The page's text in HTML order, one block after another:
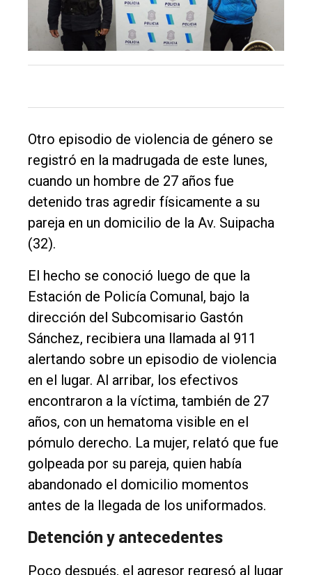
Tendencia
Cultura
Entrevistas
Rural
Deportes
Fúnebres
Edición
Nosotros
Contacto
Otro episodio de violencia de género se
registró en la madrugada de este lunes,
cuando un hombre de 27 años fue
detenido tras agredir físicamente a su
pareja en un domicilio de la Av. Suipacha
(32).
El hecho se conoció luego de que la
Estación de Policía Comunal, bajo la
dirección del Subcomisario Gastón
Sánchez, recibiera una llamada al 911
alertando sobre un episodio de violencia
en el lugar. Al arribar, los efectivos
encontraron a la víctima, también de 27
años, con un hematoma visible en el
pómulo derecho. La mujer, relató que fue
golpeada por su pareja, quien había
abandonado el domicilio momentos
antes de la llegada de los uniformados.
Detención y antecedentes
Poco después, el agresor regresó al lugar